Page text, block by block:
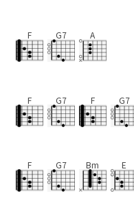
F G7 A
F G7 F G7
F G7 Bm E